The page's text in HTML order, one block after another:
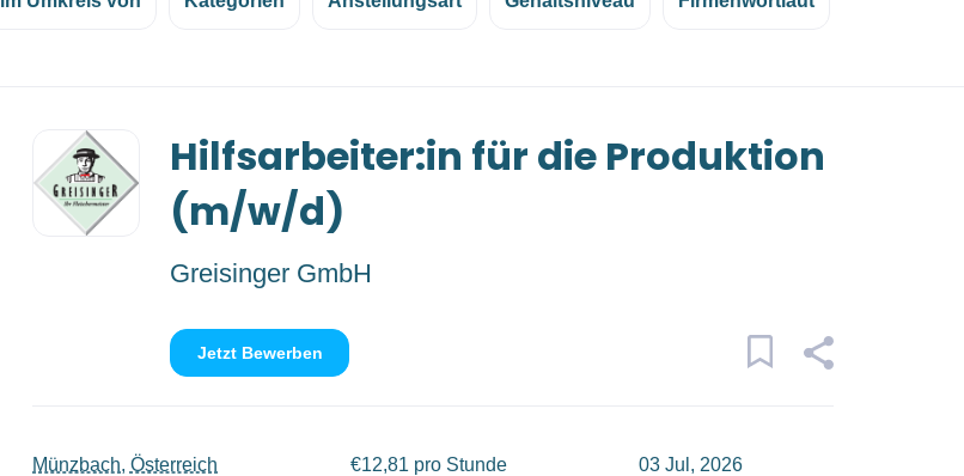
job
list
Hilfsarbeiter:in für die Produktion
(m/w/d)
Greisinger GmbH
Jetzt Bewerben
Münzbach, Österreich €12,81 pro Stunde 03 Jul, 2026